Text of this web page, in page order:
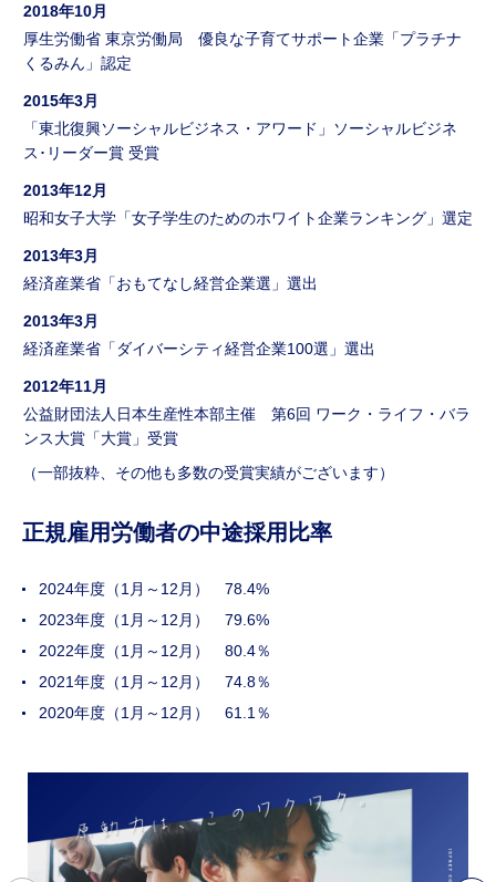
2018年10月
厚生労働省 東京労働局 優良な子育てサポート企業「プラチナ
くるみん」認定
2015年3月
「東北復興ソーシャルビジネス・アワード」ソーシャルビジネ
ス･リーダー賞 受賞
2013年12月
昭和女子大学「女子学生のためのホワイト企業ランキング」選定
2013年3月
経済産業省「おもてなし経営企業選」選出
2013年3月
経済産業省「ダイバーシティ経営企業100選」選出
2012年11月
公益財団法人日本生産性本部主催 第6回 ワーク・ライフ・バラ
ンス大賞「大賞」受賞
（一部抜粋、その他も多数の受賞実績がございます）
正規雇用労働者の中途採用比率
2024年度（1月～12月） 78.4%
2023年度（1月～12月） 79.6%
2022年度（1月～12月） 80.4％
2021年度（1月～12月） 74.8％
2020年度（1月～12月） 61.1％